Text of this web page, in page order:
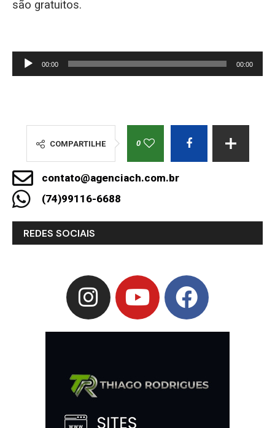
são gratuitos.
Tocador
de
00:00 00:00
COMPARTILHE 0
contato@agenciach.com.br
(74)99116-6688
REDES SOCIAIS